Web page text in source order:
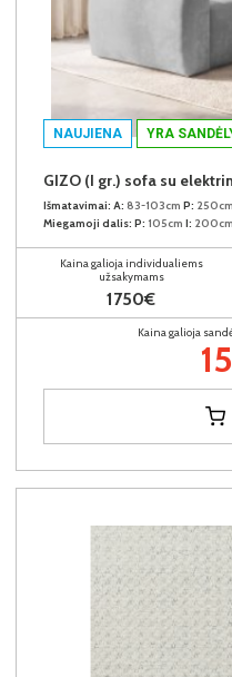
NAUJIENA YRA
GIZO (I gr.) sofa su
Išmatavimai: A: 83-103cm P: 250cm
Miegamoji dalis: P: 105cm I: 200cm
Kaina galioja individualiems
užsakymams
1750€
Kaina galioja